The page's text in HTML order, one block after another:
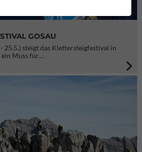
GOSAU
25.5.) steigt das Klettersteigfestival in
ein Muss für…